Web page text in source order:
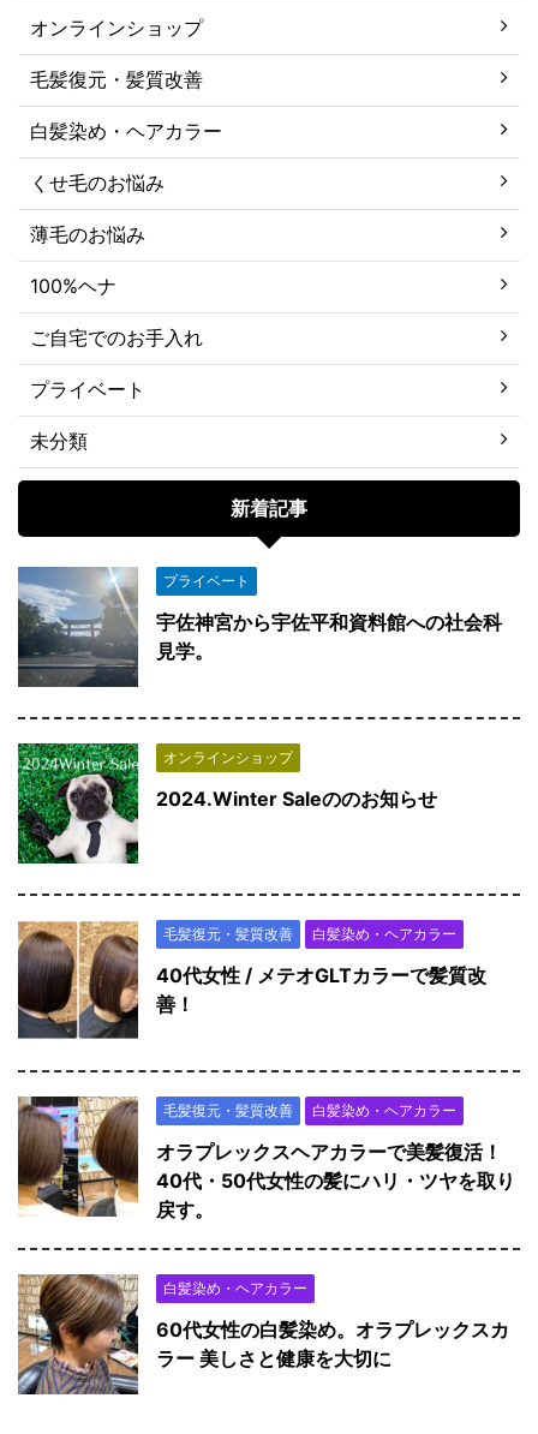
オンラインショップ
毛髪復元・髪質改善
白髪染め・ヘアカラー
くせ毛のお悩み
薄毛のお悩み
100%ヘナ
ご自宅でのお手入れ
プライベート
未分類
新着記事
プライベート
宇佐神宮から宇佐平和資料館への社会科
見学。
オンラインショップ
2024.Winter Saleののお知らせ
毛髪復元・髪質改善 白髪染め・ヘアカラー
40代女性 / メテオGLTカラーで髪質改
善！
毛髪復元・髪質改善 白髪染め・ヘアカラー
オラプレックスヘアカラーで美髪復活！
40代・50代女性の髪にハリ・ツヤを取り
戻す。
白髪染め・ヘアカラー
60代女性の白髪染め。オラプレックスカ
ラー 美しさと健康を大切に